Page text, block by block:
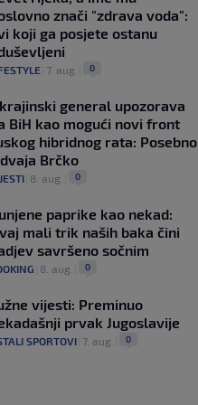
znači "zdrava voda":
koji ga posjete ostanu
7. aug. 0
general upozorava
BiH kao mogući novi front
hibridnog rata: Posebno
Brčko
8. aug. 0
paprike kao nekad:
mali trik naših baka čini
savršeno sočnim
8. aug. 0
vijesti: Preminuo
prvak Jugoslavije
SPORTOVI 7. aug. 0